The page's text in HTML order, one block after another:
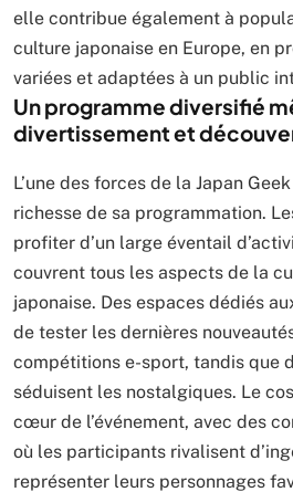
elle contribue également à
culture japonaise en Europe, en
variées et adaptées à un public
Un programme diversifié
divertissement et
L’une des forces de la Japan
richesse de sa programmation.
profiter d’un large éventail
couvrent tous les aspects de la
japonaise. Des espaces dédiés
de tester les dernières
compétitions e-sport, tandis que
séduisent les nostalgiques. Le
cœur de l’événement, avec des
où les participants rivalisent
représenter leurs personnages